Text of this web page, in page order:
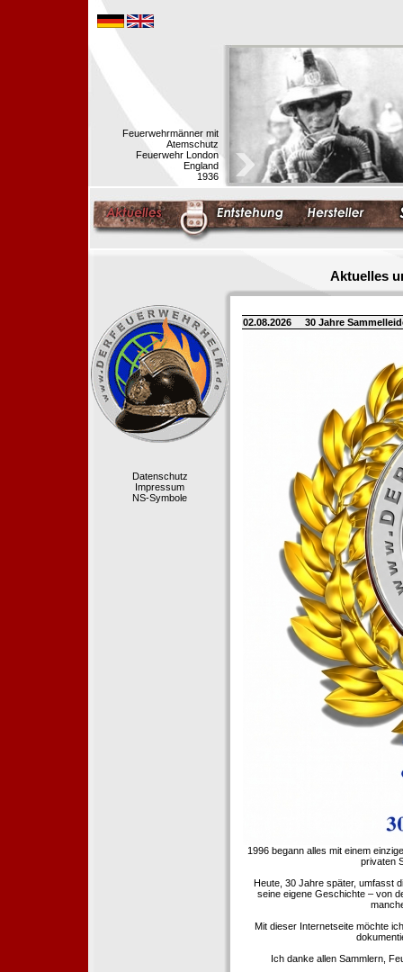
Feuerwehrmänner mit
Atemschutz
Feuerwehr London
England
1936
Aktuelles
Datenschutz
Impressum
NS-Symbole
02.08.2026 30 Jahre
1996 begann alles mit einem
privaten
Heute, 30 Jahre später, umfasst
seine eigene Geschichte – von
Mit dieser Internetseite möchte
Ich danke allen Sammlern,